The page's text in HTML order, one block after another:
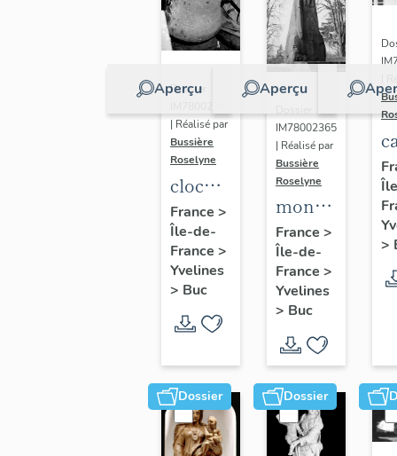
Aperçu
Dossier
| Réalisé par
Bussière
Roselyne
cloche
dite
Louise
Auguste
Adélaïde
France >
Île-de-
France >
Yvelines
> Buc
Aperçu
IM78002365
| Réalisé par
Bussière
Roselyne
monument
funéraire
de
Jean
Casale
France >
Île-de-
France >
Yvelines
> Buc
>
Dossier Dossier